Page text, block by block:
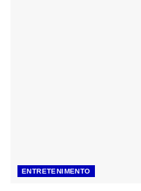
ENTRETENIMENTO